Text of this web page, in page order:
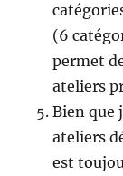
(6
permet
ateliers
Bien que
ateliers
est